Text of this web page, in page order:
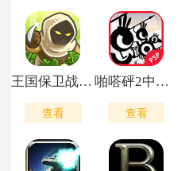
王国保卫战2前线
查看
啪嗒砰2中文版
查看